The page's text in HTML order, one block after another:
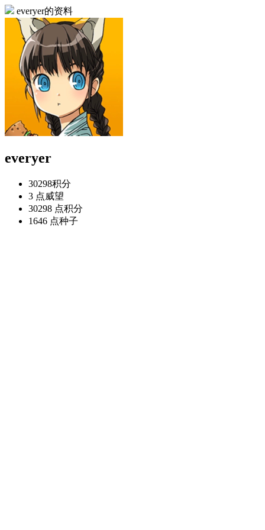
everyer的资料
everyer
30298积分
3 点威望
30298 点积分
1646 点种子